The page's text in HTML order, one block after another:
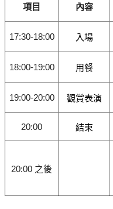
項目 內容
17:30-18:00 入場
18:00-19:00 用餐
19:00-20:00 觀賞表演
20:00 結束
20:00 之後